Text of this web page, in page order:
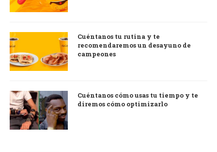
Cuéntanos tu rutina y te
recomendaremos un desayuno de
campeones
Cuéntanos cómo usas tu tiempo y te
diremos cómo optimizarlo